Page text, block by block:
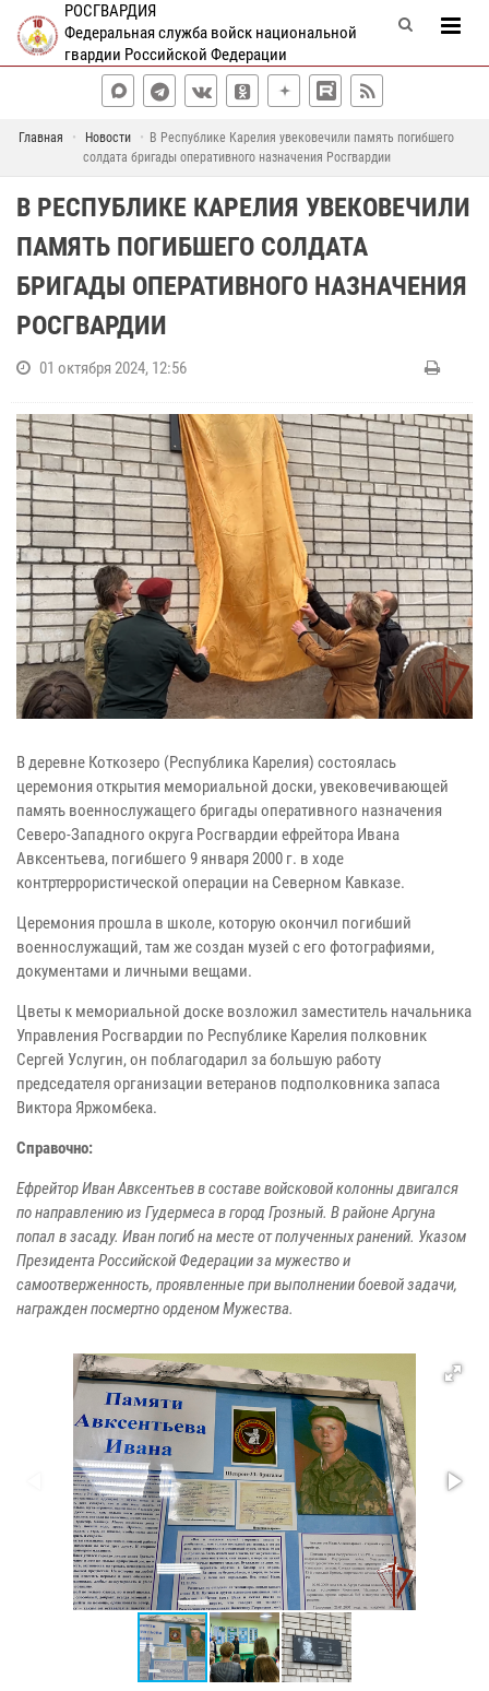
РОСГВАРДИЯ
Федеральная служба войск национальной
гвардии Российской Федерации
Главная Новости
В Республике Карелия увековечили память погибшего
солдата бригады оперативного назначения Росгвардии
В РЕСПУБЛИКЕ КАРЕЛИЯ УВЕКОВЕЧИЛИ
ПАМЯТЬ ПОГИБШЕГО СОЛДАТА
БРИГАДЫ ОПЕРАТИВНОГО НАЗНАЧЕНИЯ
РОСГВАРДИИ
01 октября 2024, 12:56
В деревне Коткозеро (Республика Карелия) состоялась
церемония открытия мемориальной доски, увековечивающей
память военнослужащего бригады оперативного назначения
Северо-Западного округа Росгвардии ефрейтора Ивана
Авксентьева, погибшего 9 января 2000 г. в ходе
контртеррористической операции на Северном Кавказе.
Церемония прошла в школе, которую окончил погибший
военнослужащий, там же создан музей с его фотографиями,
документами и личными вещами.
Цветы к мемориальной доске возложил заместитель начальника
Управления Росгвардии по Республике Карелия полковник
Сергей Услугин, он поблагодарил за большую работу
председателя организации ветеранов подполковника запаса
Виктора Яржомбека.
Справочно:
Ефрейтор Иван Авксентьев в составе войсковой колонны двигался
по направлению из Гудермеса в город Грозный. В районе Аргуна
попал в засаду. Иван погиб на месте от полученных ранений. Указом
Президента Российской Федерации за мужество и
самоотверженность, проявленные при выполнении боевой задачи,
награжден посмертно орденом Мужества.